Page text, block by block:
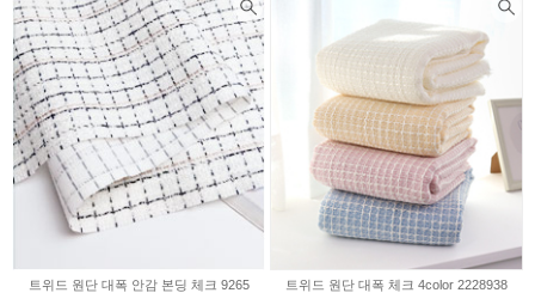
트위드 원단 대폭 안감 본딩 체크 9265
트위드 원단 대폭 체크 4color 2228938